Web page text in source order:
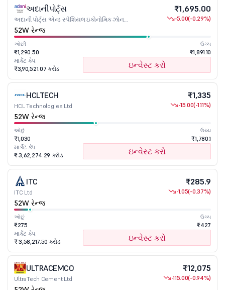
અદાનીપોર્ટ્સ
અદાની પોર્ટ્સ એન્ડ સ્પેશિયલ ઇકોનોમિક ઝોન
લિમિટેડ
₹1,695.00
-5.00(-0.29%)
52W રેન્જ
ઓછી
₹1,290.50
ઉચ્ચ
₹1,891.10
માર્કેટ કેપ
₹3,90,521.07 કરોડ
ઇન્વેસ્ટ કરો
HCLTECH
HCL Technologies Ltd
₹1,335
-15.00(-1.11%)
52W રેન્જ
ઓછું
₹1,030
ઉચ્ચ
₹1,780.1
માર્કેટ કેપ
₹ 3,62,274.29 કરોડ
ઇન્વેસ્ટ કરો
ITC
ITC Ltd
₹285.9
-1.05(-0.37%)
52W રેન્જ
ઓછું
₹275
ઉચ્ચ
₹427
માર્કેટ કેપ
₹ 3,58,217.50 કરોડ
ઇન્વેસ્ટ કરો
ULTRACEMCO
UltraTech Cement Ltd
₹12,075
-115.00(-0.94%)